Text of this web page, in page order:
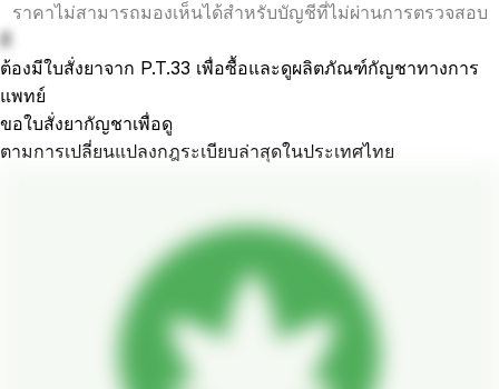
ราคาไม่สามารถมองเห็นได้สำหรับบัญชีที่ไม่ผ่านการตรวจสอบ
ดี
ต้องมีใบสั่งยาจาก P.T.33 เพื่อซื้อและดูผลิตภัณฑ์กัญชาทางการ
แพทย์
ขอใบสั่งยากัญชาเพื่อดู
ตามการเปลี่ยนแปลงกฎระเบียบล่าสุดในประเทศไทย